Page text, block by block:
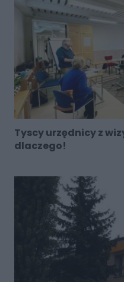
Tyscy urzędnicy z
dlaczego!